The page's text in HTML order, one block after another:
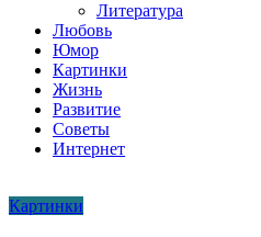
Литература
Любовь
Юмор
Картинки
Жизнь
Развитие
Советы
Интернет
Картинки